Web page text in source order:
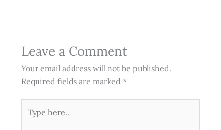
Leave a Comment
Your email address will not be published.
Required fields are marked *
here..